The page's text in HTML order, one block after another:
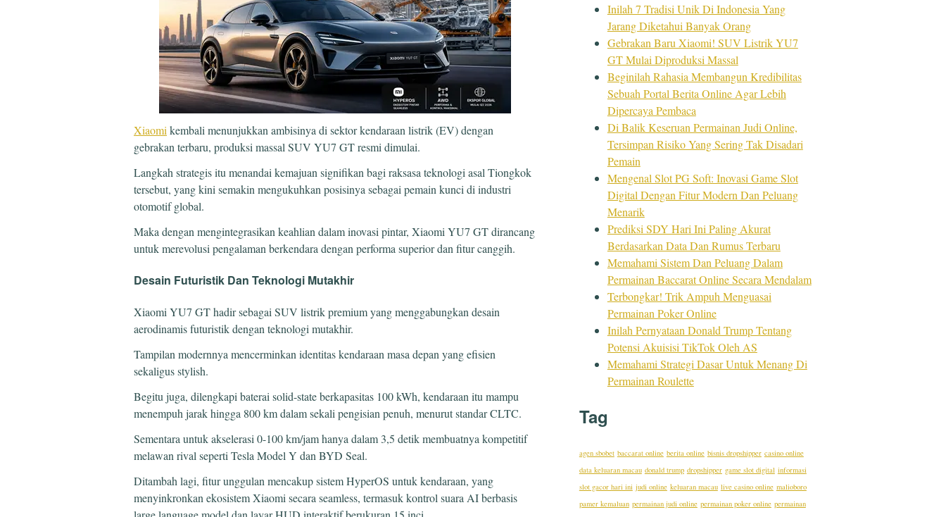
Xiaomi kembali menunjukkan ambisinya di sektor kendaraan listrik (EV) dengan
gebrakan terbaru, produksi massal SUV YU7 GT resmi dimulai.
Langkah strategis itu menandai kemajuan signifikan bagi raksasa teknologi asal Tiongkok
tersebut, yang kini semakin mengukuhkan posisinya sebagai pemain kunci di industri
otomotif global.
Maka dengan mengintegrasikan keahlian dalam inovasi pintar, Xiaomi YU7 GT dirancang
untuk merevolusi pengalaman berkendara dengan performa superior dan fitur canggih.
Desain Futuristik Dan Teknologi Mutakhir
Xiaomi YU7 GT hadir sebagai SUV listrik premium yang menggabungkan desain
aerodinamis futuristik dengan teknologi mutakhir.
Tampilan modernnya mencerminkan identitas kendaraan masa depan yang efisien
sekaligus stylish.
Begitu juga, dilengkapi baterai solid-state berkapasitas 100 kWh, kendaraan itu mampu
menempuh jarak hingga 800 km dalam sekali pengisian penuh, menurut standar CLTC.
Sementara untuk akselerasi 0-100 km/jam hanya dalam 3,5 detik membuatnya kompetitif
melawan rival seperti Tesla Model Y dan BYD Seal.
Ditambah lagi, fitur unggulan mencakup sistem HyperOS untuk kendaraan, yang
menyinkronkan ekosistem Xiaomi secara seamless, termasuk kontrol suara AI berbasis
Inilah 7 Tradisi Unik Di Indonesia Yang
Jarang Diketahui Banyak Orang
Gebrakan Baru Xiaomi! SUV Listrik YU7
GT Mulai Diproduksi Massal
Beginilah Rahasia Membangun Kredibilitas
Sebuah Portal Berita Online Agar Lebih
Dipercaya Pembaca
Di Balik Keseruan Permainan Judi Online,
Tersimpan Risiko Yang Sering Tak Disadari
Pemain
Mengenal Slot PG Soft: Inovasi Game Slot
Digital Dengan Fitur Modern Dan Peluang
Menarik
Prediksi SDY Hari Ini Paling Akurat
Berdasarkan Data Dan Rumus Terbaru
Memahami Sistem Dan Peluang Dalam
Permainan Baccarat Online Secara Mendalam
Terbongkar! Trik Ampuh Menguasai
Permainan Poker Online
Inilah Pernyataan Donald Trump Tentang
Potensi Akuisisi TikTok Oleh AS
Memahami Strategi Dasar Untuk Menang Di
Permainan Roulette
Tag
agen sbobet baccarat online berita online bisnis dropshipper casino online
data keluaran macau donald trump dropshipper game slot digital informasi
slot gacor hari ini judi online keluaran macau live casino online malioboro
pamer kemaluan permainan judi online permainan poker online permainan